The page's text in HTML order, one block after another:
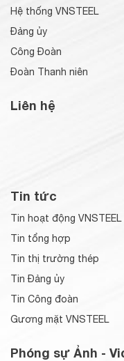
Hệ thống VNSTEEL
Đảng ủy
Công Đoàn
Đoàn Thanh niên
Liên hệ
Tin tức
Tin hoạt động VNSTEEL
Tin tổng hợp
Tin thị trường thép
Tin Đảng ủy
Tin Công đoàn
Gương mặt VNSTEEL
Phóng sự Ảnh -